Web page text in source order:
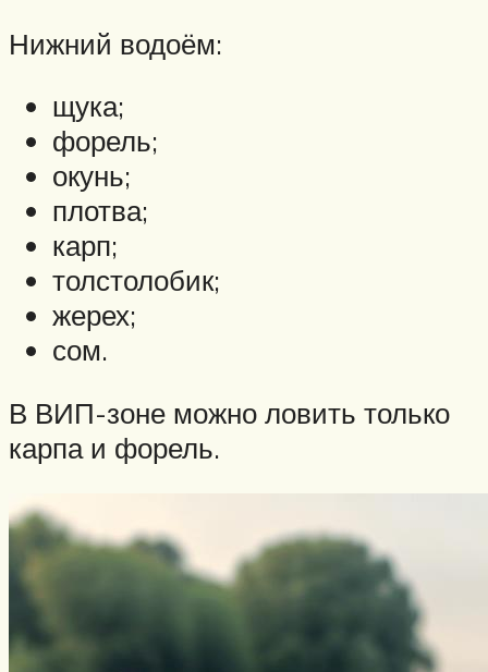
Нижний водоём:
щука;
форель;
окунь;
плотва;
карп;
толстолобик;
жерех;
сом.
В ВИП-зоне можно ловить только
карпа и форель.